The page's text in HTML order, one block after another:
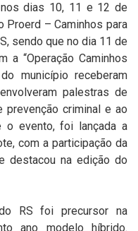
dias 10, 11 e 12 de
Proerd – Caminhos para
sendo que no dia 11 de
a “Operação Caminhos
município receberam
palestras de
prevenção criminal e ao
o evento, foi lançada a
com a participação da
destacou na edição do
RS foi precursor na
ano modelo híbrido.